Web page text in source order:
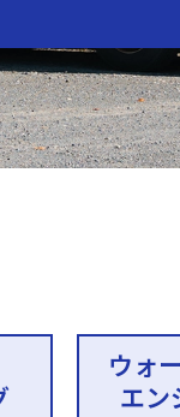
ウォ
エン